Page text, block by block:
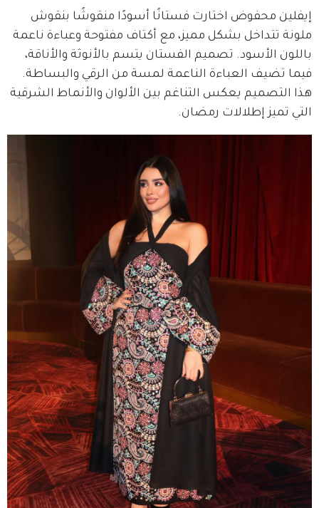
إيفلين محفوض اختارت فستانًا أسودًا منقوشًا بنقوش
ملونة تتداخل بشكل مميز، مع أكتاف مفتوحة وعباءة ناعمة
باللون الأسود. تصميم الفستان يتسم بالأنوثة والأناقة،
فيما تضيف العباءة الناعمة لمسة من الرقي والبساطة.
هذا التصميم يعكس التناغم بين الألوان والأنماط الشرقية
التي تميز إطلالات رمضان.